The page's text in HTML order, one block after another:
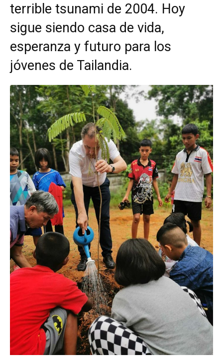
terrible tsunami de 2004. Hoy
sigue siendo casa de vida,
esperanza y futuro para los
jóvenes de Tailandia.